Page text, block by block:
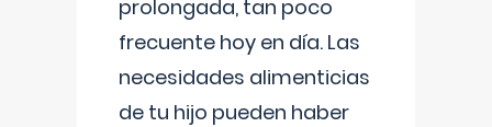
prolongada, tan poco
frecuente hoy en día. Las
necesidades alimenticias
de tu hijo pueden haber